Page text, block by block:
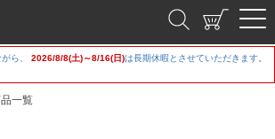
ら、 2026/8/8(土)～8/16(日)は長期休暇とさせていただきます。
一覧